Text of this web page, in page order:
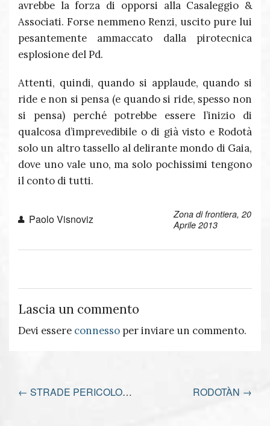
avrebbe la forza di opporsi alla Casaleggio &
Associati. Forse nemmeno Renzi, uscito pure lui
pesantemente ammaccato dalla pirotecnica
esplosione del Pd.
Attenti, quindi, quando si applaude, quando si
ride e non si pensa (e quando si ride, spesso non
si pensa) perché potrebbe essere l’inizio di
qualcosa d’imprevedibile o di già visto e Rodotà
solo un altro tassello al delirante mondo di Gaia,
dove uno vale uno, ma solo pochissimi tengono
il conto di tutti.
Paolo Visnoviz
Zona di frontiera, 20
Aprile 2013
Lascia un commento
Devi essere connesso per inviare un commento.
← STRADE PERICOLOSE RODOTÀN →